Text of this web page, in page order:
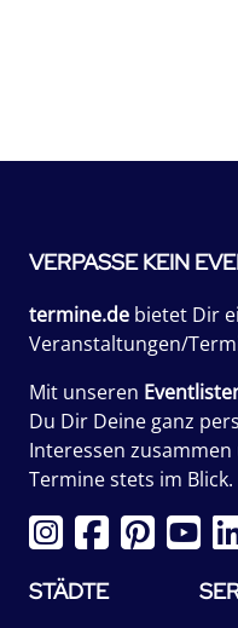
VERPASSE KEIN
termine.de bietet Dir
Veranstaltungen/
Mit unseren
Du Dir Deine ganz
Interessen
Termine stets im Blick.
STÄDTE